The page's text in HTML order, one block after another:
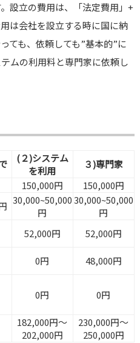
設立の費用は、「法定費用」+
は会社を設立する時に国に納
ても、依頼しても”基本的”に
ムの利用料と専門家に依頼し
(２)システム
を利用
３)専門家
150,000円
150,000円
30,000~50,000
円
30,000~50,000
円
52,000円
52,000円
0円
48,000円
0円 0円
182,000円～
202,000円
230,000円～
250,000円